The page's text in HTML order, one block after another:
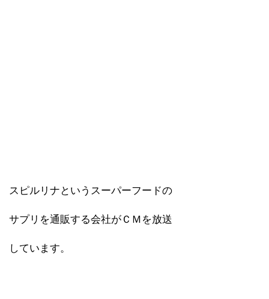
スピルリナというスーパーフードの
サプリを通販する会社がＣＭを放送
しています。